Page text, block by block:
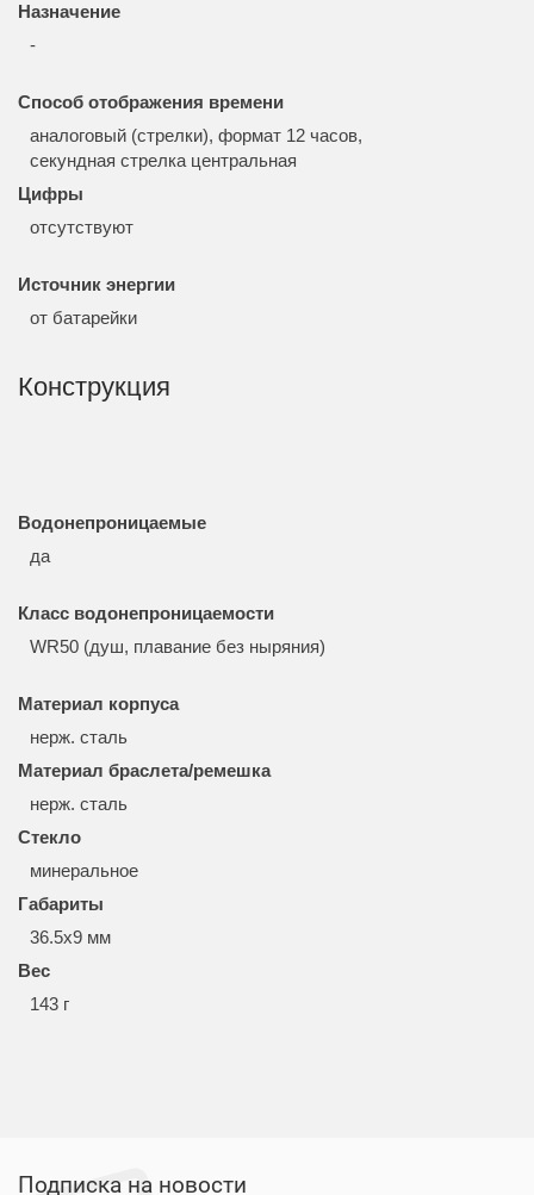
Назначение
-
Способ отображения времени
аналоговый (стрелки), формат 12 часов,
секундная стрелка центральная
Цифры
отсутствуют
Источник энергии
от батарейки
Конструкция
Водонепроницаемые
да
Класс водонепроницаемости
WR50 (душ, плавание без ныряния)
Материал корпуса
нерж. сталь
Материал браслета/ремешка
нерж. сталь
Стекло
минеральное
Габариты
36.5x9 мм
Вес
143 г
Подписка на новости